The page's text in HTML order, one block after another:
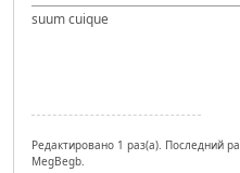
suum cuique
Редактировано 1 раз(а). Последний
MegBegb.